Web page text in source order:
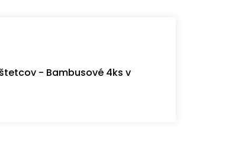
- Bambusové 4ks v